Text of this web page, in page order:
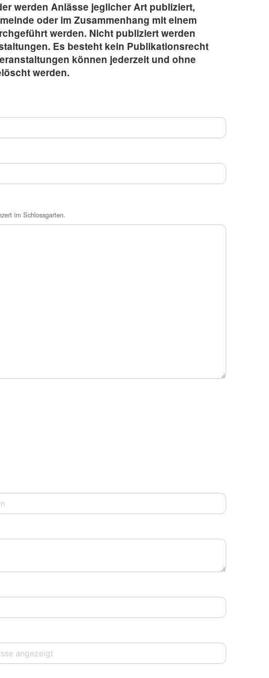
werden Anlässe jeglicher Art publiziert,
oder im Zusammenhang mit einem
werden. Nicht publiziert werden
Es besteht kein Publikationsrecht
können jederzeit und ohne
werden.
im Schlossgarten.